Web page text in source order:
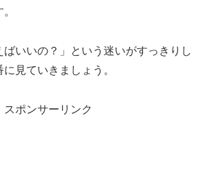
ばいいの？」という迷いがすっきりし
見ていきましょう。
スポンサーリンク